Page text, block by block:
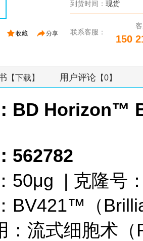
分享
收藏
到货时间： 现货
联系客服：
150
【下载】 用户评论 【0】
BD Horizon™
562782
50μg | 克隆号
BV421™（
：流式细胞术（